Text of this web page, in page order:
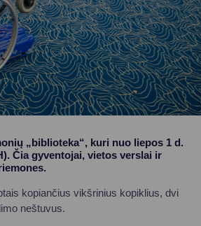
„biblioteka“, kuri nuo liepos 1 d.
Čia gyventojai, vietos verslai ir
kopiančius vikšrinius kopiklius, dvi
neštuvus.